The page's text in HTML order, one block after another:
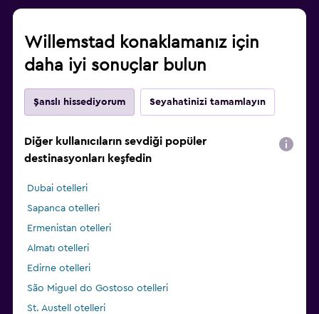
Willemstad konaklamanız için
daha iyi sonuçlar bulun
Şanslı hissediyorum Seyahatinizi tamamlayın
Diğer kullanıcıların sevdiği popüler
destinasyonları keşfedin
Dubai otelleri
Sapanca otelleri
Ermenistan otelleri
Almatı otelleri
Edirne otelleri
São Miguel do Gostoso otelleri
St. Austell otelleri